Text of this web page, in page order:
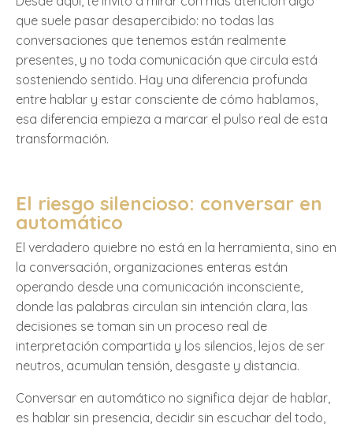
que suele pasar desapercibido: no todas las
conversaciones que tenemos están realmente
presentes, y no toda comunicación que circula está
sosteniendo sentido. Hay una diferencia profunda
entre hablar y estar consciente de cómo hablamos,
esa diferencia empieza a marcar el pulso real de esta
transformación.
El riesgo silencioso: conversar en
automático
El verdadero quiebre no está en la herramienta, sino en
la conversación, organizaciones enteras están
operando desde una comunicación inconsciente,
donde las palabras circulan sin intención clara, las
decisiones se toman sin un proceso real de
interpretación compartida y los silencios, lejos de ser
neutros, acumulan tensión, desgaste y distancia.
Conversar en automático no significa dejar de hablar,
es hablar sin presencia, decidir sin escuchar del todo,